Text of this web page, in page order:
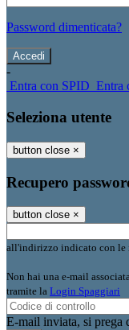
Password dimenticata?
-
Entra con SPID Entra
Seleziona utente
button close ×
Recupero
button close ×
all'indirizzo indicato con le
Non hai una e-mail
tramite la Login Spaggiari
E-mail inviata, si prega